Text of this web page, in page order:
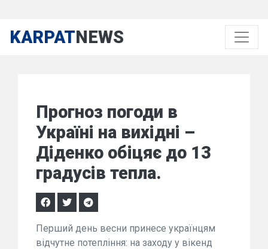
KARPATNEWS
Прогноз погоди в
Україні на вихідні –
Діденко обіцяє до 13
градусів тепла.
Перший день весни принесе українцям
відчутне потепління: на заходу у вікенд